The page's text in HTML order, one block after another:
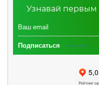
Узнавай первым
Подписаться